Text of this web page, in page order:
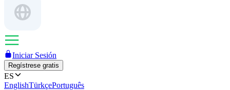
Iniciar Sesión
Regístrese gratis
ES
EnglishTürkçePortuguês